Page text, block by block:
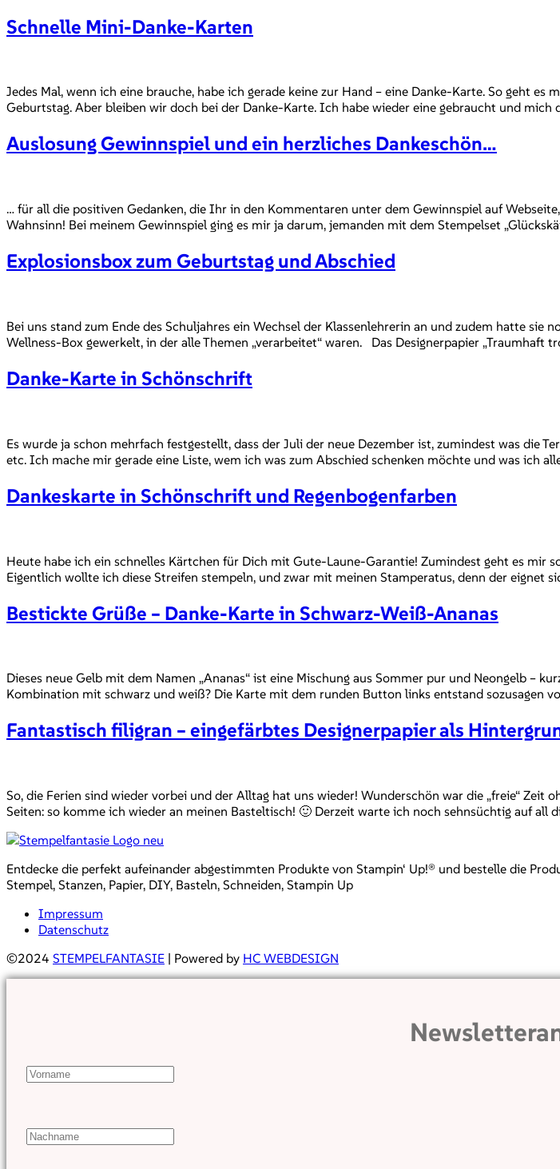
Schnelle Mini-Danke-Karten
Jedes Mal, wenn ich eine brauche, habe ich gerade keine zur Hand – eine Danke-Karte. So geht
Geburtstag. Aber bleiben wir doch bei der Danke-Karte. Ich habe wieder eine gebraucht und
Auslosung Gewinnspiel und ein herzliches Dankeschön…
… für all die positiven Gedanken, die Ihr in den Kommentaren unter dem Gewinnspiel auf
Wahnsinn! Bei meinem Gewinnspiel ging es mir ja darum, jemanden mit dem Stempelset
Explosionsbox zum Geburtstag und Abschied
Bei uns stand zum Ende des Schuljahres ein Wechsel der Klassenlehrerin an und zudem hatte
Wellness-Box gewerkelt, in der alle Themen „verarbeitet“ waren. Das Designerpapier
Danke-Karte in Schönschrift
Es wurde ja schon mehrfach festgestellt, dass der Juli der neue Dezember ist, zumindest was die
etc. Ich mache mir gerade eine Liste, wem ich was zum Abschied schenken möchte und was ich
Dankeskarte in Schönschrift und Regenbogenfarben
Heute habe ich ein schnelles Kärtchen für Dich mit Gute-Laune-Garantie! Zumindest geht es mir
Eigentlich wollte ich diese Streifen stempeln, und zwar mit meinen Stamperatus, denn der eignet
Bestickte Grüße – Danke-Karte in Schwarz-Weiß-Ananas
Dieses neue Gelb mit dem Namen „Ananas“ ist eine Mischung aus Sommer pur und Neongelb –
Kombination mit schwarz und weiß? Die Karte mit dem runden Button links entstand sozusagen
Fantastisch filigran – eingefärbtes Designerpapier als
So, die Ferien sind wieder vorbei und der Alltag hat uns wieder! Wunderschön war die „freie“
Seiten: so komme ich wieder an meinen Basteltisch! 🙂 Derzeit warte ich noch sehnsüchtig auf all
Entdecke die perfekt aufeinander abgestimmten Produkte von Stampin‘ Up!® und bestelle die
Stempel, Stanzen, Papier, DIY, Basteln, Schneiden, Stampin Up
Impressum
Datenschutz
©2024 STEMPELFANTASIE | Powered by HC WEBDESIGN